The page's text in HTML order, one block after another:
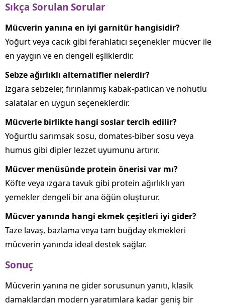
Sıkça Sorulan Sorular
Mücverin yanına en iyi garnitür hangisidir?
Yoğurt veya cacık gibi ferahlatıcı seçenekler mücver ile
en yaygın ve en dengeli eşliklerdir.
Sebze ağırlıklı alternatifler nelerdir?
Izgara sebzeler, fırınlanmış kabak‑patlıcan ve nohutlu
salatalar en uygun seçeneklerdir.
Mücverle birlikte hangi soslar tercih edilir?
Yoğurtlu sarımsak sosu, domates‑biber sosu veya
humus gibi dipler lezzet uyumunu artırır.
Mücver menüsünde protein önerisi var mı?
Köfte veya ızgara tavuk gibi protein ağırlıklı yan
yemekler dengeli bir ana öğün oluşturur.
Mücver yanında hangi ekmek çeşitleri iyi gider?
Taze lavaş, bazlama veya tam buğday ekmekleri
mücverin yanında ideal destek sağlar.
Sonuç
Mücverin yanına ne gider sorusunun yanıtı, klasik
damaklardan modern yaratımlara kadar geniş bir